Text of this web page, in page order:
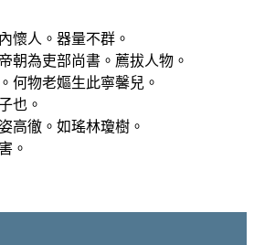
懷人。器量不群。
朝為吏部尚書。薦拔人物。
何物老嫗生此寧馨兒。
也。
高徹。如瑤林瓊樹。
。